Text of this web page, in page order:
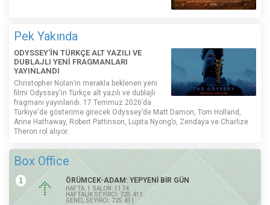
Pek Yakında
ODYSSEY'İN TÜRKÇE ALT YAZILI VE
DUBLAJLI YENİ FRAGMANLARI
YAYINLANDI
Christopher Nolan’ın merakla beklenen yeni
filmi Odyssey'in Türkçe alt yazılı ve dublajlı
fragmanı yayınlandı. 17 Temmuz 2026’da
Türkiye'de gösterime girecek Odyssey’de Matt Damon, Tom Holland,
Anne Hathaway, Robert Pattinson, Lupita Nyong’o, Zendaya ve Charlize
Theron rol alıyor.
Box Office
1 ÖRÜMCEK-ADAM: YEPYENİ BİR GÜN
HAFTA: 1 SALON: 1174
HAFTALIK SEYİRCİ: 725.411
GENEL SEYİRCİ: 725.411